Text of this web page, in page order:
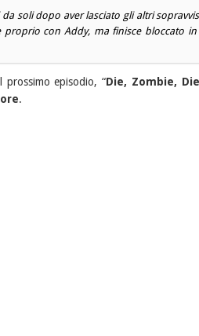
soli dopo aver lasciato gli altri
con Addy, ma finisce bloccato
prossimo episodio, “Die, Zombie,
.